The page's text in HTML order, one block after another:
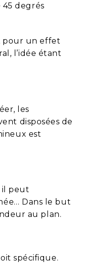
degrés
pour un effet
l’idée étant
les
disposées de
est
il peut
Dans le but
au plan.
spécifique.